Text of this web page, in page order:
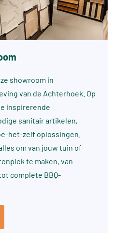
showroom in
van de Achterhoek. Op
inspirerende
sanitair artikelen,
het-zelf oplossingen.
om van jouw tuin of
te maken, van
complete BBQ-